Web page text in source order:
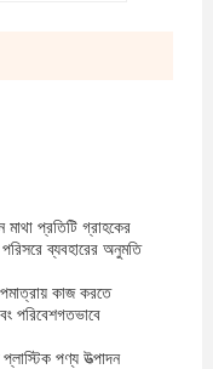
প্রতিটি গ্রাহকের
ব্যবহারের অনুমতি
কাজ করতে
পরিবেশগতভাবে
পণ্য উত্পাদন